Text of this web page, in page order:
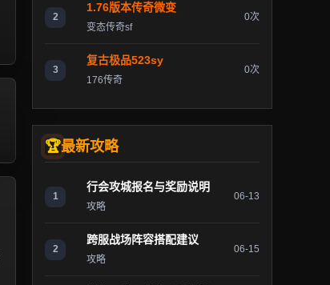
2
1.76版本传奇微变
变态传奇sf
0次
3
复古极品523sy
176传奇
0次
最新攻略
1
行会攻城报名与奖励说明
攻略
06-13
2
跨服战场阵容搭配建议
攻略
06-15